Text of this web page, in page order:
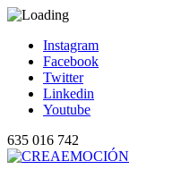
Instagram
Facebook
Twitter
Linkedin
Youtube
635 016 742